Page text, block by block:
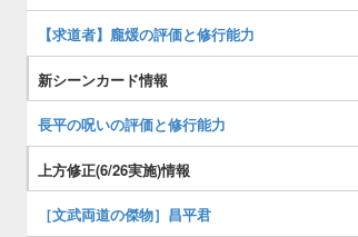
【求道者】龐煖の評価と修行能力
新シーンカード情報
長平の呪いの評価と修行能力
上方修正(6/26実施)情報
［文武両道の傑物］昌平君